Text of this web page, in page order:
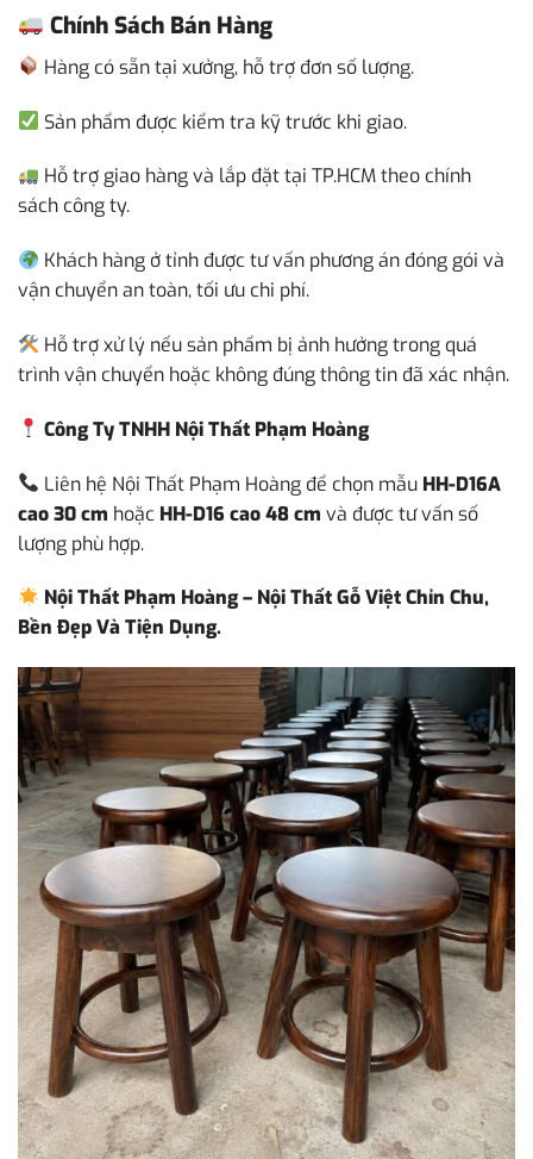
Chính Sách Bán Hàng
Hàng có sẵn tại xưởng, hỗ trợ đơn số lượng.
Sản phẩm được kiểm tra kỹ trước khi giao.
Hỗ trợ giao hàng và lắp đặt tại TP.HCM theo chính
sách công ty.
Khách hàng ở tỉnh được tư vấn phương án đóng gói và
vận chuyển an toàn, tối ưu chi phí.
Hỗ trợ xử lý nếu sản phẩm bị ảnh hưởng trong quá
trình vận chuyển hoặc không đúng thông tin đã xác nhận.
Công Ty TNHH Nội Thất Phạm Hoàng
Liên hệ Nội Thất Phạm Hoàng để chọn mẫu HH-D16A
cao 30 cm hoặc HH-D16 cao 48 cm và được tư vấn số
lượng phù hợp.
Nội Thất Phạm Hoàng – Nội Thất Gỗ Việt Chỉn Chu,
Bền Đẹp Và Tiện Dụng.